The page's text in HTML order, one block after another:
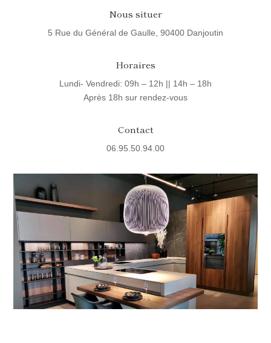
Nous situer
5 Rue du Général de Gaulle, 90400 Danjoutin
Horaires
Lundi- Vendredi: 09h – 12h || 14h – 18h
Après 18h sur rendez-vous
Contact
06.95.50.94.00